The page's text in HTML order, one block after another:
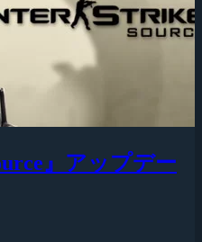
』アップデー